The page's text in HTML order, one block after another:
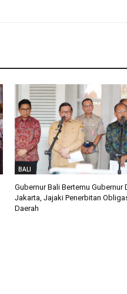
BALI
Gubernur Bali Bertemu Gubernur
Jakarta, Jajaki Penerbitan
Daerah